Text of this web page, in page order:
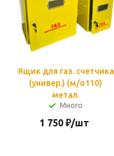
Ящик для газ. счетчика
(универ.) (м/о110)
метал.
Много
1 750 ₽/шт